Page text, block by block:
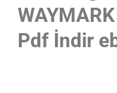
Pdf İndir